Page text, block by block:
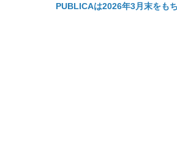
PUBLICAは2026年3月末をも